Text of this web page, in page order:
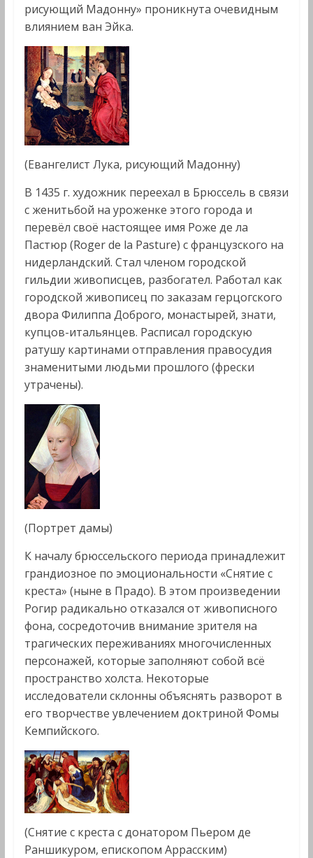
рисующий Мадонну» проникнута очевидным
влиянием ван Эйка.
(Евангелист Лука, рисующий Мадонну)
В 1435 г. художник переехал в Брюссель в связи
с женитьбой на уроженке этого города и
перевёл своё настоящее имя Роже де ла
Пастюр (Roger de la Pasture) с французского на
нидерландский. Стал членом городской
гильдии живописцев, разбогател. Работал как
городской живописец по заказам герцогского
двора Филиппа Доброго, монастырей, знати,
купцов-итальянцев. Расписал городскую
ратушу картинами отправления правосудия
знаменитыми людьми прошлого (фрески
утрачены).
(Портрет дамы)
К началу брюссельского периода принадлежит
грандиозное по эмоциональности «Снятие с
креста» (ныне в Прадо). В этом произведении
Рогир радикально отказался от живописного
фона, сосредоточив внимание зрителя на
трагических переживаниях многочисленных
персонажей, которые заполняют собой всё
пространство холста. Некоторые
исследователи склонны объяснять разворот в
его творчестве увлечением доктриной Фомы
Кемпийского.
(Снятие с креста с донатором Пьером де
Раншикуром, епископом Аррасским)